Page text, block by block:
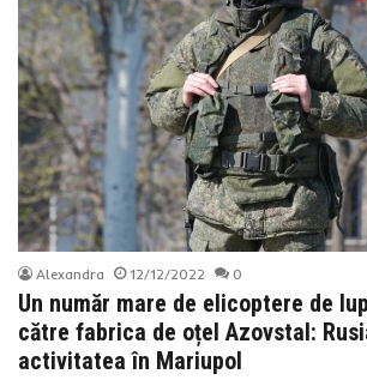
Alexandra 12/12/2022 0
Un număr mare de elicoptere de
către fabrica de oțel Azovstal:
activitatea în Mariupol